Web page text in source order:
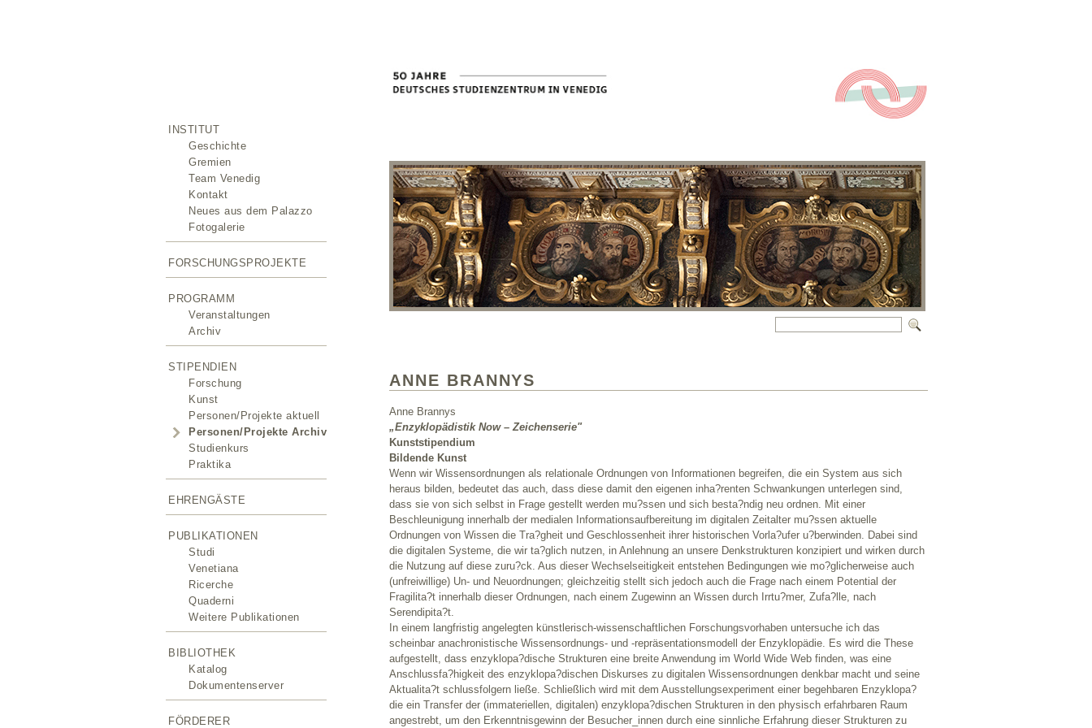
INSTITUT
Geschichte
Gremien
Team Venedig
Kontakt
Neues aus dem Palazzo
Fotogalerie
FORSCHUNGSPROJEKTE
PROGRAMM
Veranstaltungen
Archiv
STIPENDIEN
Forschung
Kunst
Personen/Projekte aktuell
Personen/Projekte Archiv
Studienkurs
Praktika
EHRENGÄSTE
PUBLIKATIONEN
Studi
Venetiana
Ricerche
Quaderni
Weitere Publikationen
BIBLIOTHEK
Katalog
Dokumentenserver
FÖRDERER
ANNE BRANNYS
Anne Brannys
„Enzyklopädistik Now – Zeichenserie"
Kunststipendium
Bildende Kunst
Wenn wir Wissensordnungen als relationale Ordnungen von Informationen begreifen, die ein System aus sich
heraus bilden, bedeutet das auch, dass diese damit den eigenen inha?renten Schwankungen unterlegen sind,
dass sie von sich selbst in Frage gestellt werden mu?ssen und sich besta?ndig neu ordnen. Mit einer
Beschleunigung innerhalb der medialen Informationsaufbereitung im digitalen Zeitalter mu?ssen aktuelle
Ordnungen von Wissen die Tra?gheit und Geschlossenheit ihrer historischen Vorla?ufer u?berwinden. Dabei sind
die digitalen Systeme, die wir ta?glich nutzen, in Anlehnung an unsere Denkstrukturen konzipiert und wirken durch
die Nutzung auf diese zuru?ck. Aus dieser Wechselseitigkeit entstehen Bedingungen wie mo?glicherweise auch
(unfreiwillige) Un- und Neuordnungen; gleichzeitig stellt sich jedoch auch die Frage nach einem Potential der
Fragilita?t innerhalb dieser Ordnungen, nach einem Zugewinn an Wissen durch Irrtu?mer, Zufa?lle, nach
Serendipita?t.
In einem langfristig angelegten künstlerisch-wissenschaftlichen Forschungsvorhaben untersuche ich das
scheinbar anachronistische Wissensordnungs- und -repräsentationsmodell der Enzyklopädie. Es wird die These
aufgestellt, dass enzyklopa?dische Strukturen eine breite Anwendung im World Wide Web finden, was eine
Anschlussfa?higkeit des enzyklopa?dischen Diskurses zu digitalen Wissensordnungen denkbar macht und seine
Aktualita?t schlussfolgern ließe. Schließlich wird mit dem Ausstellungsexperiment einer begehbaren Enzyklopa?
die ein Transfer der (immateriellen, digitalen) enzyklopa?dischen Strukturen in den physisch erfahrbaren Raum
angestrebt, um den Erkenntnisgewinn der Besucher_innen durch eine sinnliche Erfahrung dieser Strukturen zu